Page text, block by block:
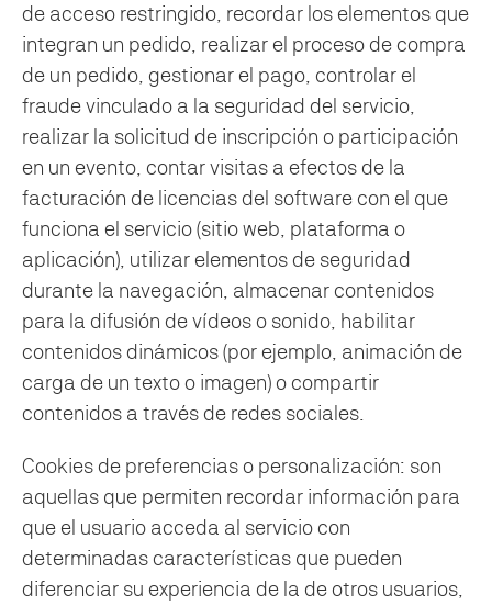
de acceso restringido, recordar los elementos que
integran un pedido, realizar el proceso de compra
de un pedido, gestionar el pago, controlar el
fraude vinculado a la seguridad del servicio,
realizar la solicitud de inscripción o participación
en un evento, contar visitas a efectos de la
facturación de licencias del software con el que
funciona el servicio (sitio web, plataforma o
aplicación), utilizar elementos de seguridad
durante la navegación, almacenar contenidos
para la difusión de vídeos o sonido, habilitar
contenidos dinámicos (por ejemplo, animación de
carga de un texto o imagen) o compartir
contenidos a través de redes sociales.
Cookies de preferencias o personalización: son
aquellas que permiten recordar información para
que el usuario acceda al servicio con
determinadas características que pueden
diferenciar su experiencia de la de otros usuarios,